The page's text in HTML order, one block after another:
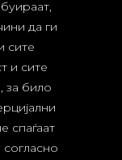
да ги
сите
и сите
за било
спаѓаат